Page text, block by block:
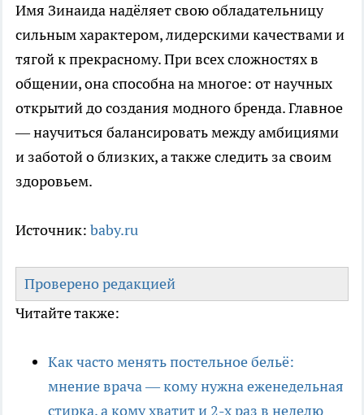
Имя Зинаида надёляет свою обладательницу
сильным характером, лидерскими качествами и
тягой к прекрасному. При всех сложностях в
общении, она способна на многое: от научных
открытий до создания модного бренда. Главное
— научиться балансировать между амбициями
и заботой о близких, а также следить за своим
здоровьем.
Источник: baby.ru
Проверено редакцией
Читайте также:
Как часто менять постельное бельё:
мнение врача — кому нужна еженедельная
стирка, а кому хватит и 2-х раз в неделю